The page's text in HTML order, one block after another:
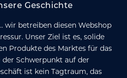
Geschichte
wir betreiben diesen Webshop
Unser Ziel ist es, solide
Produkte des Marktes für das
der Schwerpunkt auf der
ist kein Tagtraum, das